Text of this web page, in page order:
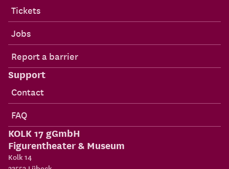
Tickets
Jobs
Report a barrier
Support
Contact
FAQ
KOLK 17 gGmbH
Figurentheater & Museum
Kolk 14